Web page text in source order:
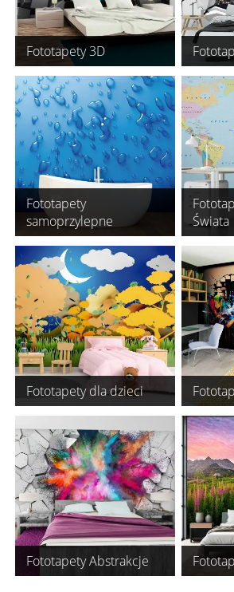
Fototapety 3D
Fototapety
samoprzylepne
Świata
Fototapety dla dzieci
Fototapety Abstrakcje